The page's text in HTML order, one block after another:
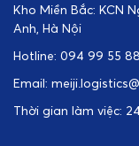
Kho Miền Bắc: KCN
Anh, Hà Nội
Hotline: 094 99 55
Email:
Thời gian làm việc: